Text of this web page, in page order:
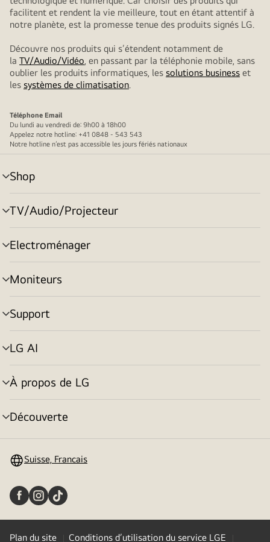
facilitent et rendent la vie meilleure, tout en étant attentif à
notre planète, est la promesse tenue des produits signés LG.
Découvre nos produits qui s’étendent notamment de
la TV/Audio/Vidéo, en passant par la téléphonie mobile, sans
oublier les produits informatiques, les solutions business et
les systèmes de climatisation.
Téléphone Email
Du lundi au vendredi de: 9h00 à 18h00
Appelez notre hotline: +41 0848 - 543 543
Notre hotline n’est pas accessible les jours fériés nationaux
Shop
menu
déroulant
TV/Audio/Projecteur
menu
déroulant
Electroménager
menu
déroulant
Moniteurs
menu
déroulant
Support
menu
déroulant
LG AI
menu
déroulant
À propos de LG
menu
déroulant
Découverte
menu
Suisse, Francais
Plan du site Conditions d’utilisation du service LGE